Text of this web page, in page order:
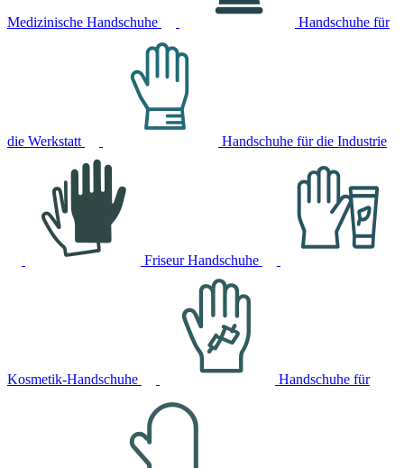
Medizinische Handschuhe Handschuhe für
die Werkstatt Handschuhe für die Industrie
Friseur Handschuhe
Kosmetik-Handschuhe Handschuhe für